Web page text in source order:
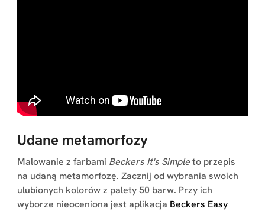
Udane metamorfozy
Malowanie z farbami Beckers It's Simpleto przepis
na udaną metamorfozę. Zacznij od wybrania swoich
ulubionych kolorów z palety 50 barw. Przy ich
wyborze nieoceniona jest aplikacja Beckers Easy